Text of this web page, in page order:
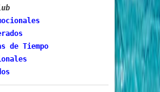
de Tiempo